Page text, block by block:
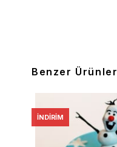
Benzer Ürünler
İNDIRIM